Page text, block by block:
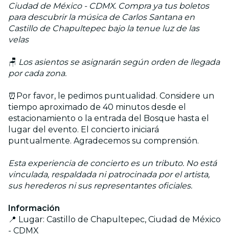
Ciudad de México - CDMX. Compra ya tus boletos
para descubrir la música de Carlos Santana en
Castillo de Chapultepec bajo la tenue luz de las
velas
🪑 Los asientos se asignarán según orden de llegada
por cada zona.
⏰Por favor, le pedimos puntualidad. Considere un
tiempo aproximado de 40 minutos desde el
estacionamiento o la entrada del Bosque hasta el
lugar del evento. El concierto iniciará
puntualmente. Agradecemos su comprensión.
Esta experiencia de concierto es un tributo. No está
vinculada, respaldada ni patrocinada por el artista,
sus herederos ni sus representantes oficiales.
Información
📍 Lugar: Castillo de Chapultepec, Ciudad de México
- CDMX